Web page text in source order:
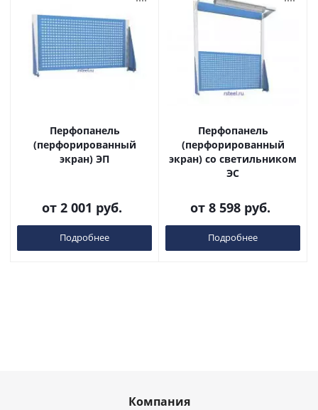
Перфопанель
(перфорированный
экран) ЭП
от 2 001 руб.
Подробнее
Перфопанель
(перфорированный
экран) со светильником
ЭС
от 8 598 руб.
Подробнее
Компания